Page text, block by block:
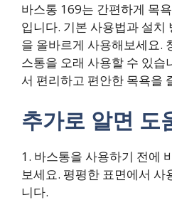
바스통 169는 간편하게 목
입니다. 기본 사용법과 설치
을 올바르게 사용해보세요.
스통을 오래 사용할 수 있습
서 편리하고 편안한 목욕을
추가로 알면 도
1. 바스통을 사용하기 전에
보세요. 평평한 표면에서 사
니다.